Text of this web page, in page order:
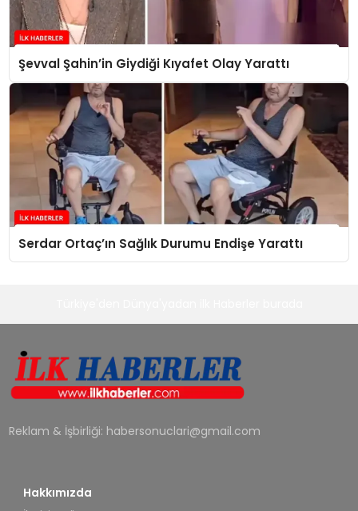
Şevval Şahin’in Giydiği Kıyafet Olay Yarattı
Serdar Ortaç’ın Sağlık Durumu Endişe Yarattı
Reklam & İşbirliği: habersonuclari@gmail.com
Hakkımızda